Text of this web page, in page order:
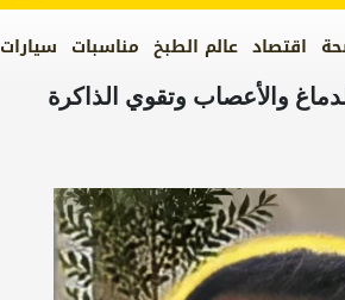
اقتصاد عالم الطبخ مناسبات سيارات
5 أغذية تعزز صحة الدماغ والأعصاب وتقوي الذاكرة